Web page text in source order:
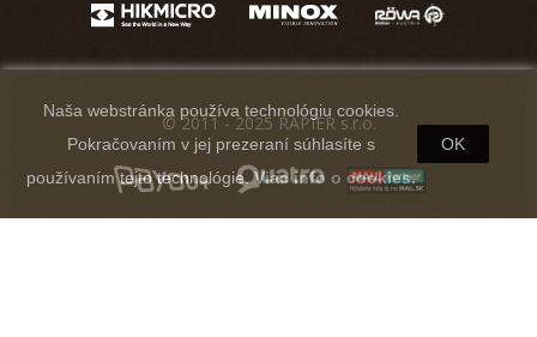
Naša webstránka používa technológiu cookies.
Pokračovaním v jej prezeraní súhlasíte s
používaním tejto technológie.Viac info o cookies.
OK
© 2011 - 2025 RAPIER s.r.o.